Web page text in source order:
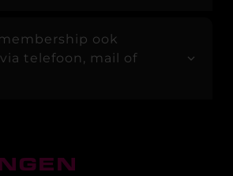
ook
telefoon, mail of